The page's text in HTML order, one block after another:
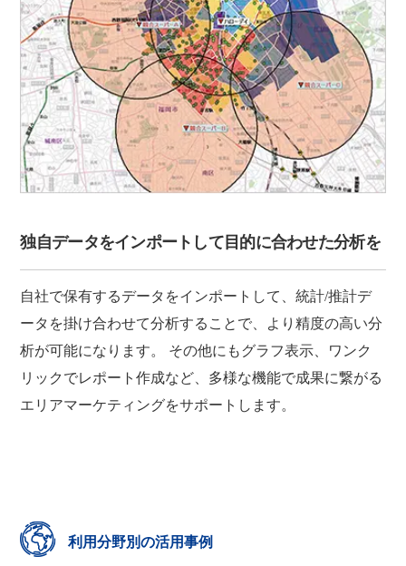
独自データをインポートして目的に合わせた分析を
自社で保有するデータをインポートして、統計/推計デ
ータを掛け合わせて分析することで、より精度の高い分
析が可能になります。 その他にもグラフ表示、ワンク
リックでレポート作成など、多様な機能で成果に繋がる
エリアマーケティングをサポートします。
利用分野別の活用事例